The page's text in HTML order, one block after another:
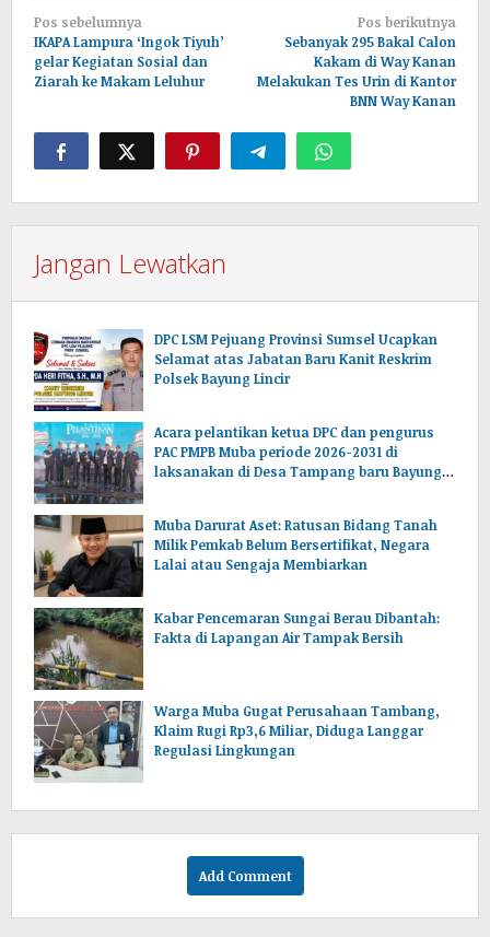
Navigasi
pos
Pos sebelumnya
IKAPA Lampura ‘Ingok Tiyuh’
gelar Kegiatan Sosial dan
Ziarah ke Makam Leluhur
Pos berikutnya
Sebanyak 295 Bakal Calon
Kakam di Way Kanan
Melakukan Tes Urin di Kantor
BNN Way Kanan
Jangan Lewatkan
DPC LSM Pejuang Provinsi Sumsel Ucapkan
Selamat atas Jabatan Baru Kanit Reskrim
Polsek Bayung Lincir
Acara pelantikan ketua DPC dan pengurus
PAC PMPB Muba periode 2026-2031 di
laksanakan di Desa Tampang baru Bayung
Muba Darurat Aset: Ratusan Bidang Tanah
Milik Pemkab Belum Bersertifikat, Negara
Lalai atau Sengaja Membiarkan
Kabar Pencemaran Sungai Berau Dibantah:
Fakta di Lapangan Air Tampak Bersih
Warga Muba Gugat Perusahaan Tambang,
Klaim Rugi Rp3,6 Miliar, Diduga Langgar
Regulasi Lingkungan
Add Comment